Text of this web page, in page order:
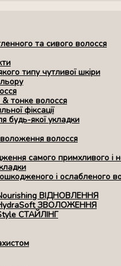
та сивого волосся
типу чутливої шкіри
тонке волосся
фіксації
будь-якої укладки
волосся
самого примхливого і
і ослабленого
ВІДНОВЛЕННЯ
HydraSoft ЗВОЛОЖЕННЯ
СТАЙЛІНГ